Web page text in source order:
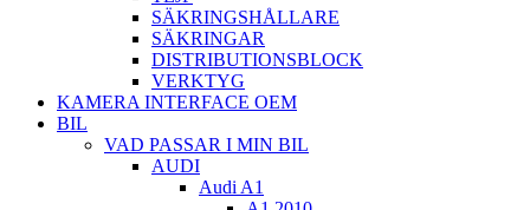
SÄKRINGSHÅLLARE
SÄKRINGAR
DISTRIBUTIONSBLOCK
VERKTYG
KAMERA INTERFACE OEM
BIL
VAD PASSAR I MIN BIL
AUDI
Audi A1